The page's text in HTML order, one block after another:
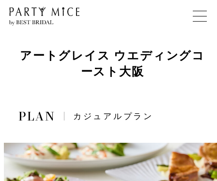
アートグレイス ウエディングコ
ースト大阪
カジュアルプラン